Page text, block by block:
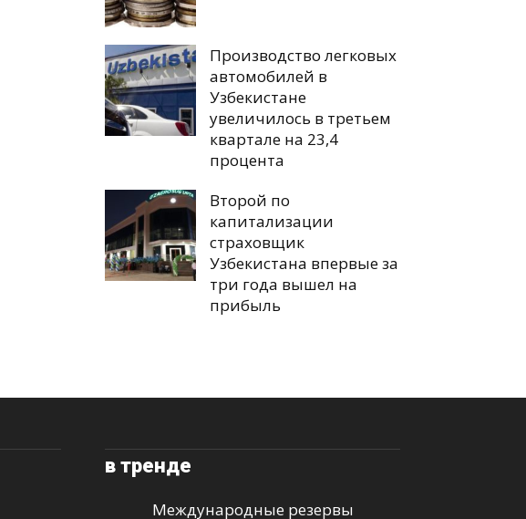
Производство легковых
автомобилей в
Узбекистане
увеличилось в третьем
квартале на 23,4
процента
Второй по
капитализации
страховщик
Узбекистана впервые за
три года вышел на
прибыль
в тренде
Международные резервы